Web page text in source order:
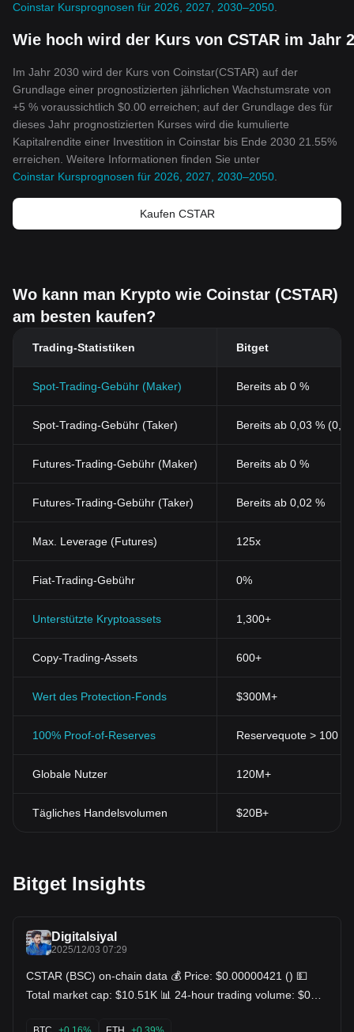
Coinstar Kursprognosen für 2026, 2027, 2030–2050
Wie hoch wird der Kurs von CSTAR im Jahr
Im Jahr 2030 wird der Kurs von Coinstar(CSTAR) auf der
Grundlage einer prognostizierten jährlichen Wachstumsrate von
+5 % voraussichtlich $0.00 erreichen; auf der Grundlage des für
dieses Jahr prognostizierten Kurses wird die kumulierte
Kapitalrendite einer Investition in Coinstar bis Ende 2030 21.55%
erreichen. Weitere Informationen finden Sie unter
Coinstar Kursprognosen für 2026, 2027, 2030–2050
Kaufen CSTAR
Wo kann man Krypto wie Coinstar (CSTAR)
am besten kaufen?
Trading-Statistiken Bitget
Spot-Trading-Gebühr (Maker) Bereits ab 0 %
Spot-Trading-Gebühr (Taker) Bereits ab 0,03 %
Futures-Trading-Gebühr (Maker) Bereits ab 0 %
Futures-Trading-Gebühr (Taker) Bereits ab 0,02 %
Max. Leverage (Futures) 125x
Fiat-Trading-Gebühr 0%
Unterstützte Kryptoassets 1,300+
Copy-Trading-Assets 600+
Wert des Protection-Fonds $300M+
100% Proof-of-Reserves Reservequote > 100
Globale Nutzer 120M+
Tägliches Handelsvolumen $20B+
Bitget Insights
Digitalsiyal
2025/12/03 07:29
CSTAR (BSC) on-chain data 💰 Price: $0.00000421 () 💵
Total market cap: $10.51K 📊 24-hour trading volume: $0